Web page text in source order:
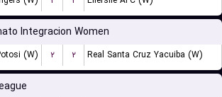
Integracion Women
(W) ۲ ۲ Real Santa Cruz Yacuiba (W)